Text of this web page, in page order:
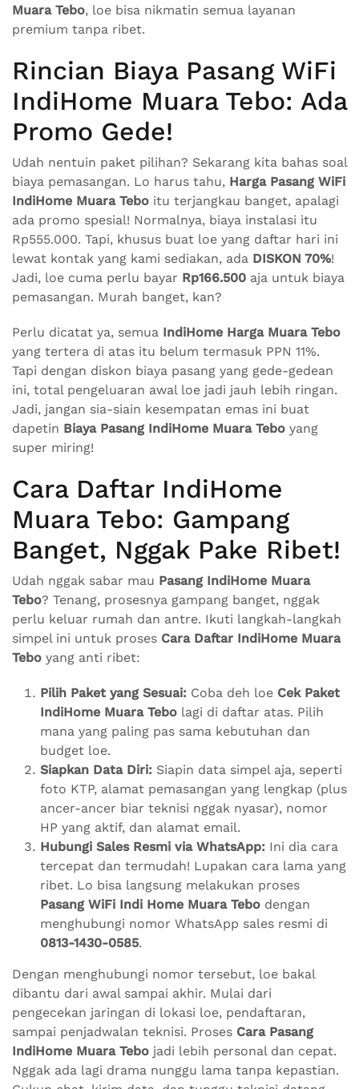
Muara Tebo, loe bisa nikmatin semua layanan
premium tanpa ribet.
Rincian Biaya Pasang WiFi
IndiHome Muara Tebo: Ada
Promo Gede!
Udah nentuin paket pilihan? Sekarang kita bahas soal
biaya pemasangan. Lo harus tahu, Harga Pasang WiFi
IndiHome Muara Tebo itu terjangkau banget, apalagi
ada promo spesial! Normalnya, biaya instalasi itu
Rp555.000. Tapi, khusus buat loe yang daftar hari ini
lewat kontak yang kami sediakan, ada DISKON 70%!
Jadi, loe cuma perlu bayar Rp166.500 aja untuk biaya
pemasangan. Murah banget, kan?
Perlu dicatat ya, semua IndiHome Harga Muara Tebo
yang tertera di atas itu belum termasuk PPN 11%.
Tapi dengan diskon biaya pasang yang gede-gedean
ini, total pengeluaran awal loe jadi jauh lebih ringan.
Jadi, jangan sia-siain kesempatan emas ini buat
dapetin Biaya Pasang IndiHome Muara Tebo yang
super miring!
Cara Daftar IndiHome
Muara Tebo: Gampang
Banget, Nggak Pake Ribet!
Udah nggak sabar mau Pasang IndiHome Muara
Tebo? Tenang, prosesnya gampang banget, nggak
perlu keluar rumah dan antre. Ikuti langkah-langkah
simpel ini untuk proses Cara Daftar IndiHome Muara
Tebo yang anti ribet:
Pilih Paket yang Sesuai: Coba deh loe Cek Paket
IndiHome Muara Tebo lagi di daftar atas. Pilih
mana yang paling pas sama kebutuhan dan
budget loe.
Siapkan Data Diri: Siapin data simpel aja, seperti
foto KTP, alamat pemasangan yang lengkap (plus
ancer-ancer biar teknisi nggak nyasar), nomor
HP yang aktif, dan alamat email.
Hubungi Sales Resmi via WhatsApp: Ini dia cara
tercepat dan termudah! Lupakan cara lama yang
ribet. Lo bisa langsung melakukan proses
Pasang WiFi Indi Home Muara Tebo dengan
menghubungi nomor WhatsApp sales resmi di
0813-1430-0585.
Dengan menghubungi nomor tersebut, loe bakal
dibantu dari awal sampai akhir. Mulai dari
pengecekan jaringan di lokasi loe, pendaftaran,
sampai penjadwalan teknisi. Proses Cara Pasang
IndiHome Muara Tebo jadi lebih personal dan cepat.
Nggak ada lagi drama nunggu lama tanpa kepastian.